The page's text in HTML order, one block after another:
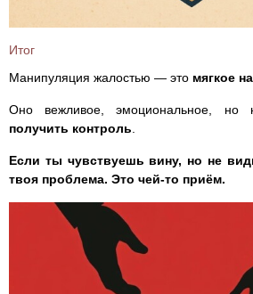
Итог
Манипуляция жалостью — это мягкое
Оно вежливое, эмоциональное, но
получить контроль
Если ты чувствуешь вину, но не
твоя проблема. Это чей-то приём.